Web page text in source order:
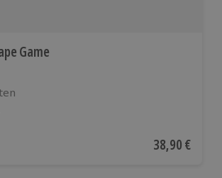
Game
basierend auf 1 BewertungenAktueller
38,90 €